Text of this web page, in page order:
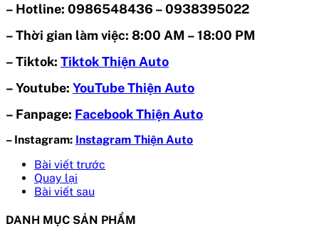
– Hotline: 0986548436 – 0938395022
– Thời gian làm việc: 8:00 AM – 18:00 PM
– Tiktok: Tiktok Thiện Auto
– Youtube: YouTube Thiện Auto
– Fanpage: Facebook Thiện Auto
– Instagram: Instagram Thiện Auto
Bài viết trước
Quay lại
Bài viết sau
DANH MỤC SẢN PHẨM